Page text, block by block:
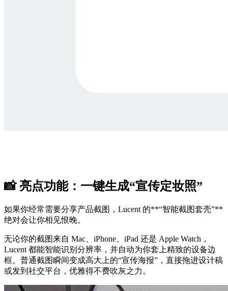
📸 亮点功能：一键生成“宣传定妆照”
如果你经常需要分享产品截图，Lucent 的**“智能截图套壳”**
绝对会让你相见恨晚。
无论你的截图来自 Mac、iPhone、iPad 还是 Apple Watch，
Lucent 都能智能识别分辨率，并自动为你套上精致的设备边
框。普通截图瞬间变成高大上的“宣传海报”，直接拖进设计稿
或发到社交平台，优雅得不费吹灰之力。